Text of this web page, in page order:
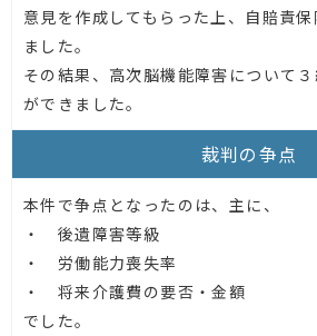
意見を作成してもらった上、自賠責
ました。
その結果、高次脳機能障害について
ができました。
裁判の争点
本件で争点となったのは、主に、
・ 後遺障害等級
・ 労働能力喪失率
・ 将来介護費の要否・金額
でした。